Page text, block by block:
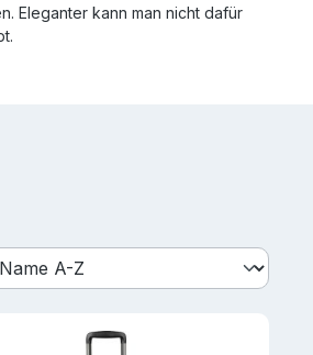
Eleganter kann man nicht dafür